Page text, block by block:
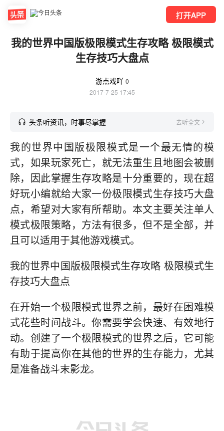
打开APP
我的世界中国版极限模式生存攻略 极限模式
生存技巧大盘点
游点戏吖 0
2017-7-25 17:45
头条听资讯，时事尽掌握 去听全文
我的世界中国版极限模式是一个最无情的模
式，如果玩家死亡，就无法重生且地图会被删
除，因此掌握生存攻略是十分重要的，现在超
好玩小编就给大家一份极限模式生存技巧大盘
点，希望对大家有所帮助。本文主要关注单人
模式极限策略，方法有很多，但不是全部，并
且可以适用于其他游戏模式。
我的世界中国版极限模式生存攻略 极限模式生
存技巧大盘点
在开始一个极限模式世界之前，最好在困难模
式花些时间战斗。你需要学会快速、有效地行
动。创建了一个极限模式的世界之后，它可能
有助于提高你在其他的世界的生存能力，尤其
是准备战斗末影龙。